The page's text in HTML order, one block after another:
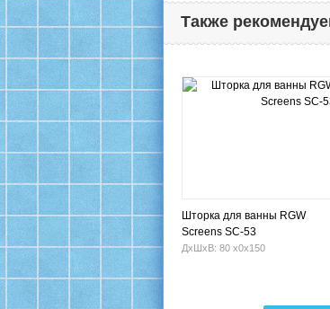
Также
Шторка для ванны RGW
Screens SC-53
ДхШхВ: 80 х0х150